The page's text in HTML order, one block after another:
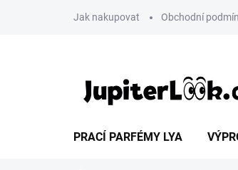
Jak nakupovat Obchodní
PRACÍ PARFÉMY LYA